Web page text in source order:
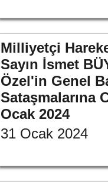
Milliyetçi
Sayın İsmet
Özel'in Genel
Sataşmalarına
Ocak 2024
31 Ocak 2024